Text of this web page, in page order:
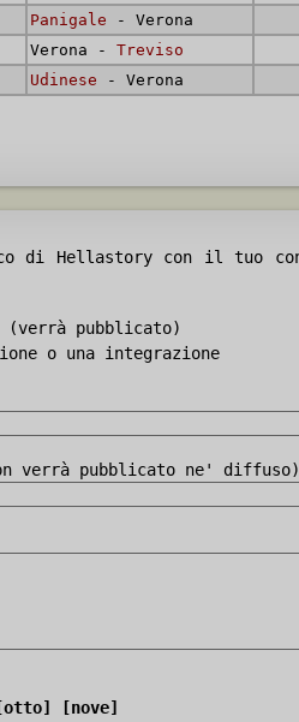
Panigale - Verona
Verona - Treviso
Udinese - Verona
di Hellastory con il tuo
(verrà pubblicato)
o una integrazione
verrà pubblicato ne'
[otto]
[nove]